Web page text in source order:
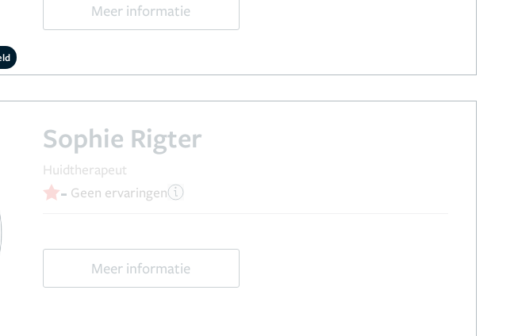
Meer informatie
Sophie Rigter
Huidtherapeut
- Geen ervaringen
Meer informatie